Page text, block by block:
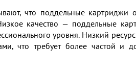
что поддельные картриджи
качество — поддельные
уровня. Низкий
что требует более частой и